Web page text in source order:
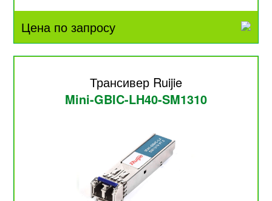
Цена по запросу
Трансивер Ruijie
Mini-GBIC-LH40-SM1310